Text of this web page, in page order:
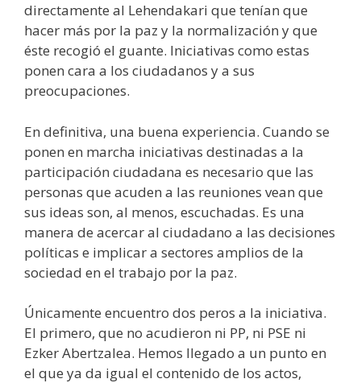
directamente al Lehendakari que tenían que
hacer más por la paz y la normalización y que
éste recogió el guante. Iniciativas como estas
ponen cara a los ciudadanos y a sus
preocupaciones.
En definitiva, una buena experiencia. Cuando se
ponen en marcha iniciativas destinadas a la
participación ciudadana es necesario que las
personas que acuden a las reuniones vean que
sus ideas son, al menos, escuchadas. Es una
manera de acercar al ciudadano a las decisiones
políticas e implicar a sectores amplios de la
sociedad en el trabajo por la paz.
Únicamente encuentro dos peros a la iniciativa.
El primero, que no acudieron ni PP, ni PSE ni
Ezker Abertzalea. Hemos llegado a un punto en
el que ya da igual el contenido de los actos,